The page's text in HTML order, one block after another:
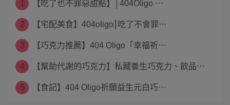
1 【吃了也不罪惡甜點】│404Oligo ⋯
2 【宅配美食】404oligo⎮吃了不會罪⋯
3 【巧克力推薦】404 Oligo「幸福祈⋯
4 【幫助代謝的巧克力】私藏養生巧克力、飲品⋯
5 【食記】404 Oligo祈願益生元白巧⋯